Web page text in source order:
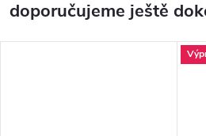
doporučujeme ještě